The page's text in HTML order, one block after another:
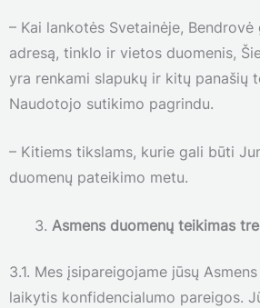
– Kai lankotės Svetainėje,
adresą, tinklo ir vietos duomenis,
yra renkami slapukų ir kitų panašių
Naudotojo sutikimo pagrindu.
– Kitiems tikslams, kurie gali būti
duomenų pateikimo metu.
Asmens duomenų teikimas
3.1. Mes įsipareigojame jūsų
laikytis konfidencialumo pareigos.